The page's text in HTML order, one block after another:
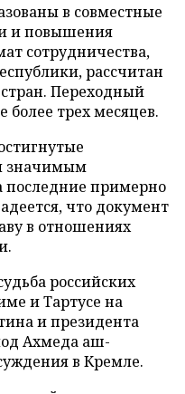
в совместные
и повышения
сотрудничества,
рассчитан
Переходный
более трех месяцев.
значимым
последние примерно
что документ
в отношениях
российских
и Тартусе на
и президента
Ахмеда аш-
в Кремле.